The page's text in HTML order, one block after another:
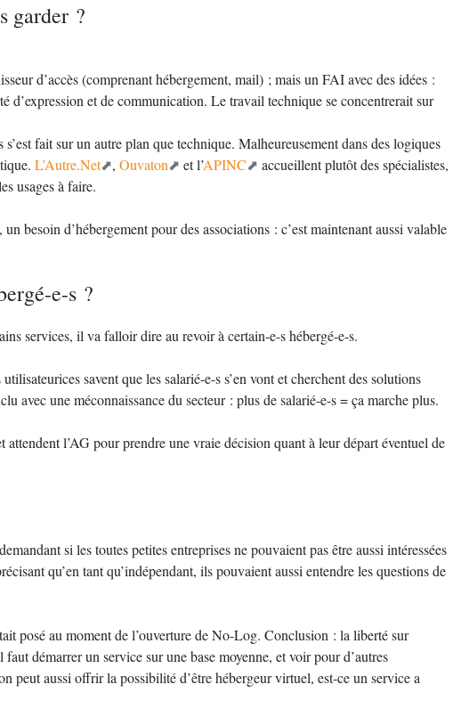
garder ?
d’accès (comprenant hébergement, mail) ; mais un FAI avec des idées :
d’expression et de communication. Le travail technique se concentrerait sur
s’est fait sur un autre plan que technique. Malheureusement dans des logiques
L’Autre.Net , Ouvaton et l’APINC
accueillent plutôt des spécialistes,
usages à faire.
besoin d’hébergement pour des associations : c’est maintenant aussi valable
e-s ?
services, il va falloir dire au revoir à certain-e-s hébergé-e-s.
savent que les salarié-e-s s’en vont et cherchent des solutions
avec une méconnaissance du secteur : plus de salarié-e-s = ça marche plus.
attendent l’AG pour prendre une vraie décision quant à leur départ éventuel de
si les toutes petites entreprises ne pouvaient pas être aussi intéressées
qu’en tant qu’indépendant, ils pouvaient aussi entendre les questions de
posé au moment de l’ouverture de No-Log. Conclusion : la liberté sur
faut démarrer un service sur une base moyenne, et voir pour d’autres
peut aussi offrir la possibilité d’être hébergeur virtuel, est-ce un service a